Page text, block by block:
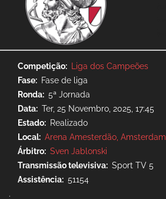
Competição
Liga dos Campeões
Fase
Fase de liga
Ronda
5ª Jornada
Data
Ter, 25 Novembro, 2025, 17:45
Estado
Realizado
Local
Arena Amesterdão, Amsterdam
Árbitro
Sven Jablonski
Transmissão televisiva
Sport TV 5
Assistência
51154
.